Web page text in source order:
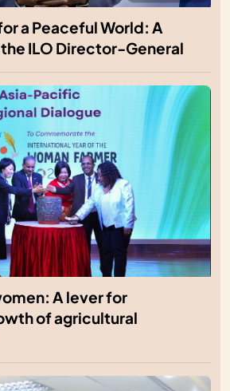
a Peaceful World: A
ILO Director-General
A lever for
of agricultural